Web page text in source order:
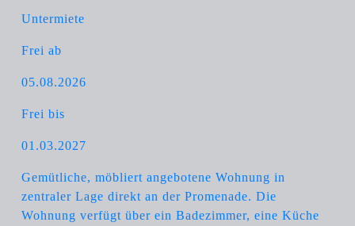
Untermiete
Frei ab
05.08.2026
Frei bis
01.03.2027
Gemütliche, möbliert angebotene Wohnung in
zentraler Lage direkt an der Promenade. Die
Wohnung verfügt über ein Badezimmer, eine Küche